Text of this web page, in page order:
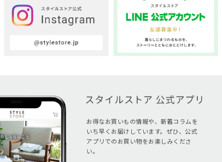
お得なお買いもの情報や、新着コラムを
いち早くお届けしています。ぜひ、公式
アプリでのお買い物をお楽しみくださ
い。